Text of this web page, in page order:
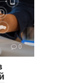
0